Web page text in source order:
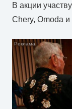
В акции
Chery, Omoda